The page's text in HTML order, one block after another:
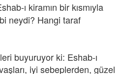
ı kiramın bir kısmıyla
neydi? Hangi taraf
buyuruyor ki: Eshab-ı
iyi sebeplerden, güzel